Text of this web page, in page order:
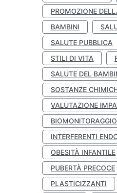
PROMOZIONE
BAMBINI
SALUTE PUBBLICA
STILI DI VITA
SALUTE DEL
SOSTANZE
VALUTAZIONE
BIOMONITORAGGIO
INTERFERENTI
OBESITÀ INFANTILE
PUBERTÀ PRECOCE
PLASTICIZZANTI